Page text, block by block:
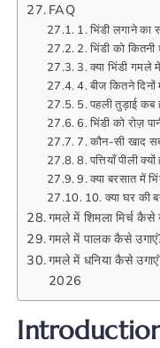
FAQ
1. भिंडी लगाने
2. भिंडी को कितनी
3. क्या भिंडी गमले
4. बीज कितने
5. पहली तुड़ाई कब
6. भिंडी को रोज़
7. कौन-सी खाद
8. पत्तियाँ पीली क्यों
9. क्या बरसात में
10. क्या घर की
गमले में शिमला मिर्च
गमले में पालक कैसे
गमले में धनिया कैसे
2026